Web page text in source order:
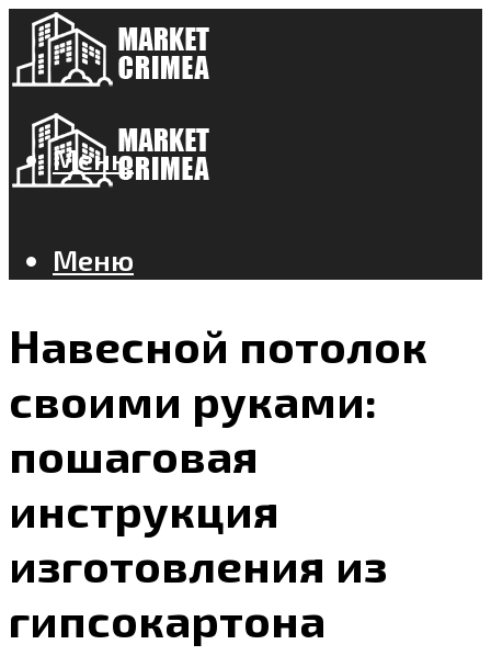
Меню
Меню
Навесной потолок
своими руками:
пошаговая
инструкция
изготовления из
гипсокартона